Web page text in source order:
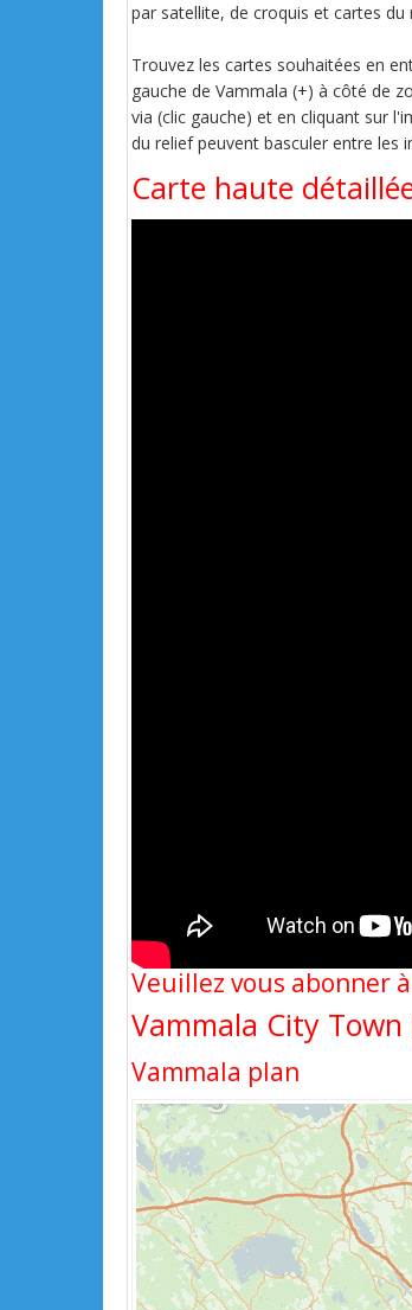
par satellite, de croquis et cartes du
Trouvez les cartes souhaitées en
gauche de Vammala (+) à côté de
via (clic gauche) et en cliquant sur
du relief peuvent basculer entre les
Carte haute
Veuillez vous abonner
Vammala City Town
Vammala plan